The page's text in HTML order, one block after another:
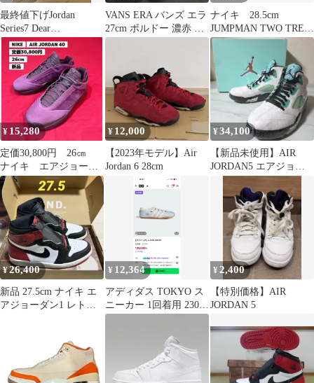
最終値下げJordan
Series7 Dear
Unknown29.5cm美品
VANS ERA バンズ エラ
27cm ボルドー 濃赤 レ
ッド 赤 V95CL-MJ
ナイキ 28.5cm
JUMPMAN TWO TREY
ジャンプマン メンズ
¥ 15,280
定価30,800円 26㎝
ナイキ エアジョーダ
ン 40 AIR JORDAN
¥ 12,000
【2023年モデル】Air
Jordan 6 28cm
¥34,100
【新品未使用】AIR
JORDAN5 エアジョー
¥26,400
新品 27.5cm ナイキ エ
アジョーダン1 レトロ
¥ 12,364
アディダス TOKYO ス
ニーカー 1回着用 230
MJ IH4001
¥ 2,400
【特別価格】AIR
JORDAN 5